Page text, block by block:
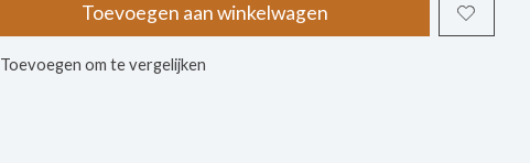
Toevoegen aan winkelwagen
Toevoegen om te vergelijken